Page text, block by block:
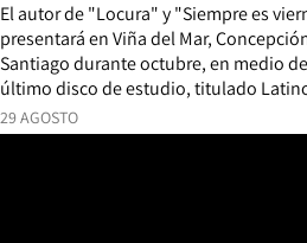
29 AGOSTO
El autor de "Locura" y "Siempre es
presentará en Viña del Mar,
Santiago durante octubre, en medio
último disco de estudio, titulado